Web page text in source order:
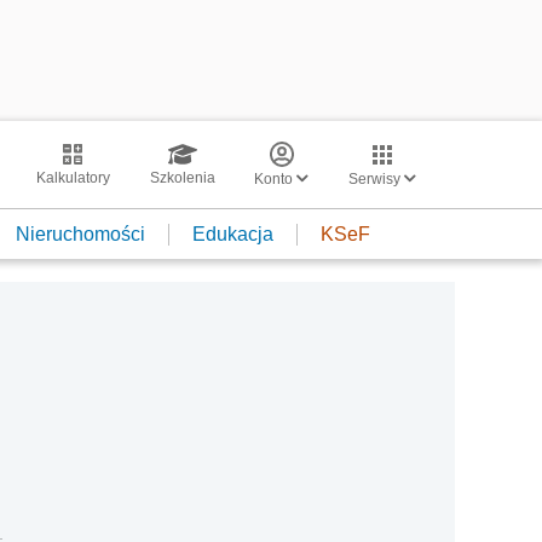
Kalkulatory Szkolenia Konto Serwisy
Nieruchomości Edukacja KSeF